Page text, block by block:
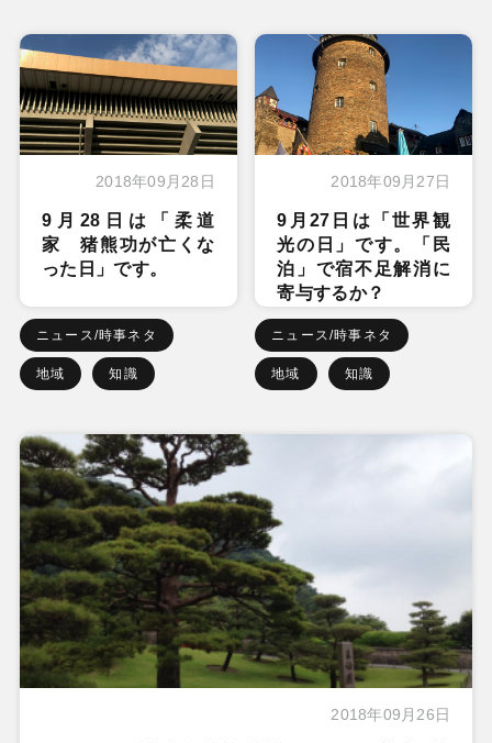
2018年09月28日
9月28日は「柔道
家 猪熊功が亡くな
った日」です。
ニュース/時事ネタ
地域 知識
2018年09月27日
9月27日は「世界観
光の日」です。「民
泊」で宿不足解消に
寄与するか？
ニュース/時事ネタ
地域 知識
2018年09月26日